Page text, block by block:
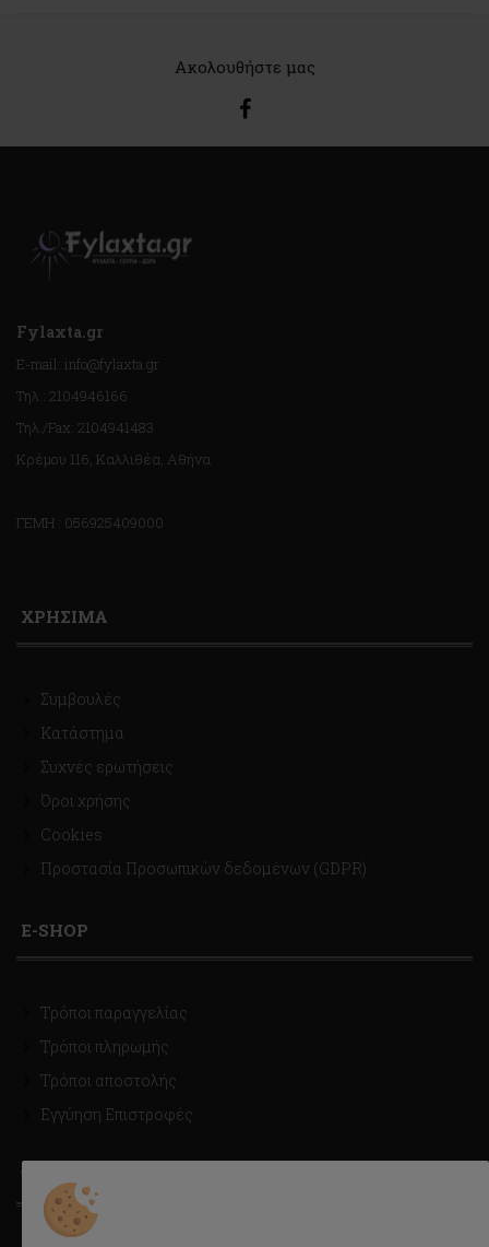
Ακολουθήστε μας
Fylaxta.gr
E-mail: info@fylaxta.gr
Τηλ.: 2104946166
Τηλ./Fax: 2104941483
Κρέμου 116, Καλλιθέα, Αθήνα
ΓΕΜΗ : 056925409000
ΧΡΗΣΙΜΑ
Συμβουλές
Κατάστημα
Συχνές ερωτήσεις
Όροι χρήσης
Cookies
Προστασία Προσωπικών δεδομένων (GDPR)
E-SHOP
Τρόποι παραγγελίας
Τρόποι πληρωμής
Τρόποι αποστολής
Εγγύηση Επιστροφές
ΤΡΟΠΟΙ ΑΠΟΣΤΟΛΗΣ